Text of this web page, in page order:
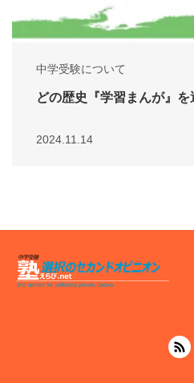
中学受験について
どの歴史『学習まんが』を
2024.11.14